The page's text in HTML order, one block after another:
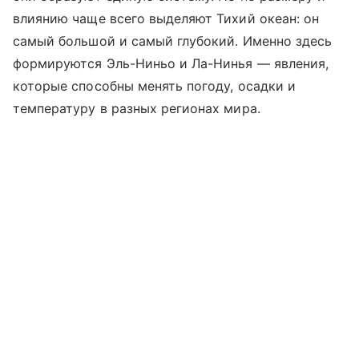
влиянию чаще всего выделяют Тихий океан: он
самый большой и самый глубокий. Именно здесь
формируются Эль-Ниньо и Ла-Нинья — явления,
которые способны менять погоду, осадки и
температуру в разных регионах мира.